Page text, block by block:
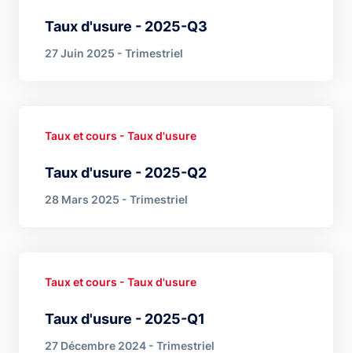
Taux d'usure - 2025-Q3
27 Juin 2025 - Trimestriel
Taux d'usure - 2025-Q2
Taux et cours - Taux d'usure
28 Mars 2025 - Trimestriel
Taux d'usure - 2025-Q1
Taux et cours - Taux d'usure
27 Décembre 2024 - Trimestriel